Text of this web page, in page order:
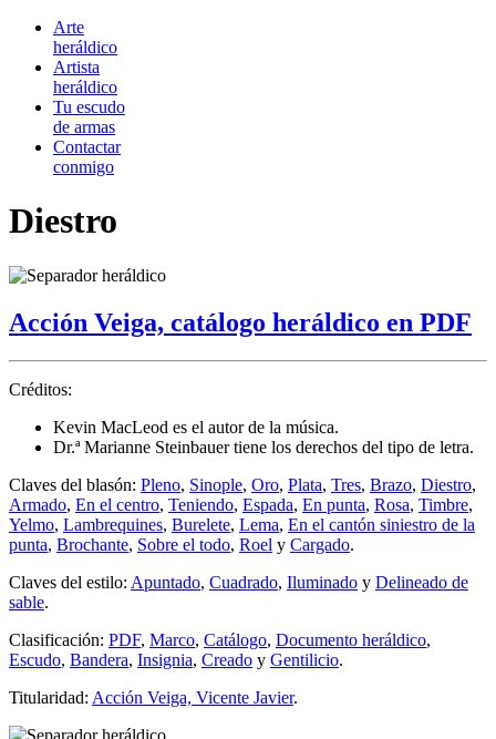
Arte
heráldico
Artista
heráldico
Tu escudo
de armas
Contactar
conmigo
Diestro
Acción Veiga, catálogo heráldico en PDF
Créditos:
Kevin MacLeod es el autor de la música.
Dr.ª Marianne Steinbauer tiene los derechos del tipo de letra.
Claves del blasón: Pleno, Sinople, Oro, Plata, Tres, Brazo, Diestro,
Armado, En el centro, Teniendo, Espada, En punta, Rosa, Timbre,
Yelmo, Lambrequines, Burelete, Lema, En el cantón siniestro de la
punta, Brochante, Sobre el todo, Roel y Cargado.
Claves del estilo: Apuntado, Cuadrado, Iluminado y Delineado de
sable.
Clasificación: PDF, Marco, Catálogo, Documento heráldico,
Escudo, Bandera, Insignia, Creado y Gentilicio.
Titularidad: Acción Veiga, Vicente Javier.